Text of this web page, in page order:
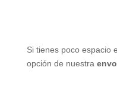
Si tienes poco espacio
opción de nuestra